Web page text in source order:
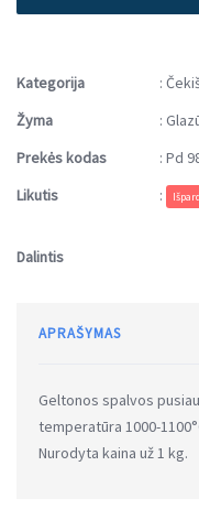
Kategorija :
Žyma
:
Prekės kodas
: Pd
Likutis
:
Dalintis
APRAŠYMAS
Geltonos spalvos
temperatūra 1000-
Nurodyta kaina už 1 kg.